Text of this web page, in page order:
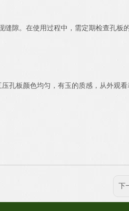
缝隙。在使用过程中，需定期检查孔板
孔板颜色均匀，有玉的质感，从外观看
下